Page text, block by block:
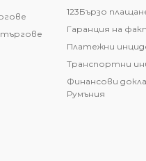
123Бързо
Гаранция на
Платежни
Транспортни
Финансови
Румъния